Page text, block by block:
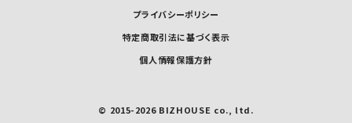
プライバシーポリシー
特定商取引法に基づく表示
個人情報保護方針
© 2015-2026 BIZHOUSE co., ltd.